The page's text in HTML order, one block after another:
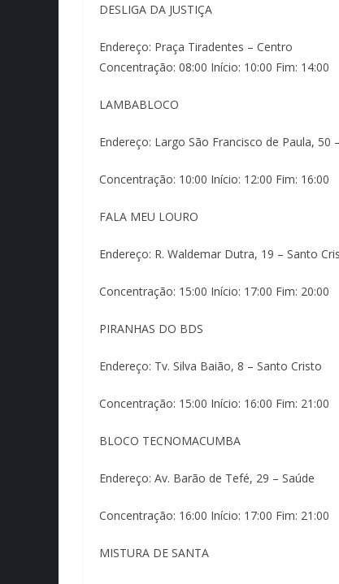
DESLIGA DA JUSTIÇA
Endereço: Praça Tiradentes – Centro
Concentração: 08:00 Início: 10:00 Fim: 14:00
LAMBABLOCO
Endereço: Largo São Francisco de Paula, 50
Concentração: 10:00 Início: 12:00 Fim: 16:00
FALA MEU LOURO
Endereço: R. Waldemar Dutra, 19 – Santo
Concentração: 15:00 Início: 17:00 Fim: 20:00
PIRANHAS DO BDS
Endereço: Tv. Silva Baião, 8 – Santo Cristo
Concentração: 15:00 Início: 16:00 Fim: 21:00
BLOCO TECNOMACUMBA
Endereço: Av. Barão de Tefé, 29 – Saúde
Concentração: 16:00 Início: 17:00 Fim: 21:00
MISTURA DE SANTA